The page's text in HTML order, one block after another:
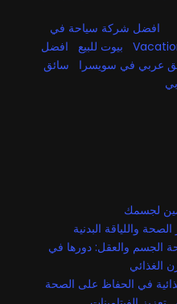
افضل شركة سياحة في
بيوت للبيع
افضل
عربي في سويسرا
سائق
لجسمك
واللياقة البدنية
الجسم والعقل: دورها في
الغذائي
في الحفاظ على الصحة